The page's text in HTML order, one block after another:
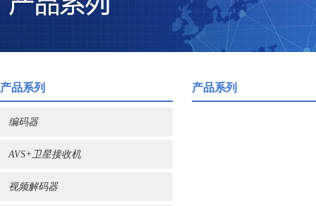
产品系列
编码器
AVS+卫星接收机
视频解码器
产品系列